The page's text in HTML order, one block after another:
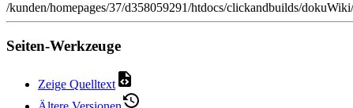
/kunden/homepages/37/d358059291/htdocs/clickandbuilds/
Seiten-Werkzeuge
Zeige Quelltext